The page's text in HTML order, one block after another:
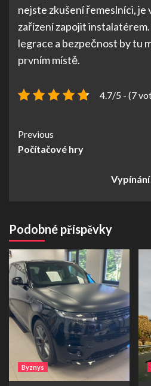
nejste zkušení řemeslníci, je
zařízení zapojit
legrace a bezpečnost by tu
prvním místě.
4.7/5 - (7
Continue
Reading
Previous
Počítačové hry
Vypínání
Podobné příspěvky
Byznys